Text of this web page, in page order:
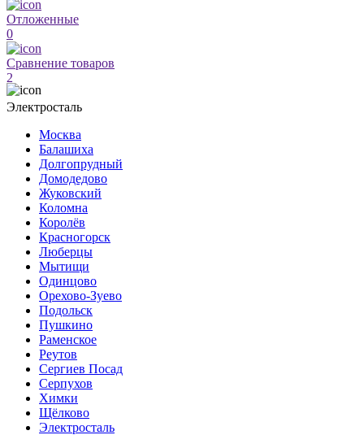
Отложенные
0
Сравнение товаров
2
Электросталь
Москва
Балашиха
Долгопрудный
Домодедово
Жуковский
Коломна
Королёв
Красногорск
Люберцы
Мытищи
Одинцово
Орехово-Зуево
Подольск
Пушкино
Раменское
Реутов
Сергиев Посад
Серпухов
Химки
Щёлково
Электросталь